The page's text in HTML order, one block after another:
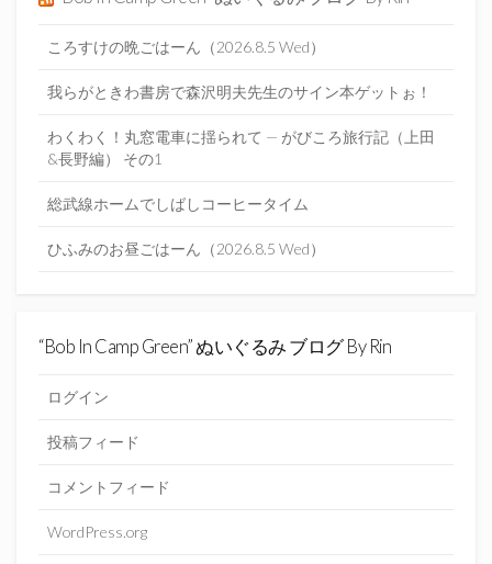
ころすけの晩ごはーん（2026.8.5 Wed）
我らがときわ書房で森沢明夫先生のサイン本ゲットぉ！
わくわく！丸窓電車に揺られて — がびころ旅行記（上田
&長野編） その1
総武線ホームでしばしコーヒータイム
ひふみのお昼ごはーん（2026.8.5 Wed）
“Bob In Camp Green” ぬいぐるみ ブログ By Rin
ログイン
投稿フィード
コメントフィード
WordPress.org